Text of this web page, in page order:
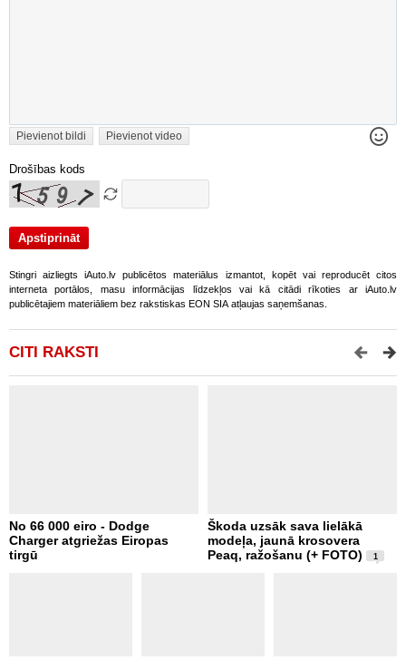
Pievienot bildi Pievienot video
Drošības kods
Stingri aizliegts iAuto.lv publicētos materiālus izmantot, kopēt vai reproducēt citos
interneta portālos, masu informācijas līdzekļos vai kā citādi rīkoties ar iAuto.lv
publicētajiem materiāliem bez rakstiskas EON SIA atļaujas saņemšanas.
CITI RAKSTI
No 66 000 eiro - Dodge
Charger atgriežas Eiropas
tirgū
Škoda uzsāk sava lielākā
modeļa, jaunā krosovera
Peaq, ražošanu (+ FOTO)
1